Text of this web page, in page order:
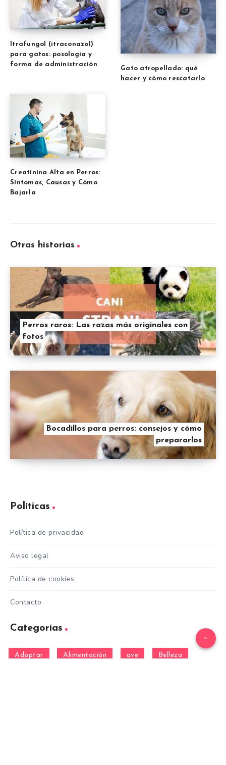
Itrafungol (itraconazol)
para gatos: posología y
forma de administración
Gato atropellado: qué
hacer y cómo rescatarlo
Creatinina Alta en Perros:
Síntomas, Causas y Cómo
Bajarla
Otras historias
Perros raros: Las razas más originales con
fotos
Bocadillos para perros: consejos y cómo
prepararlos
Políticas
Política de privacidad
Aviso legal
Política de cookies
Contacto
Categorías
Adoptar Alimentación ave Belleza